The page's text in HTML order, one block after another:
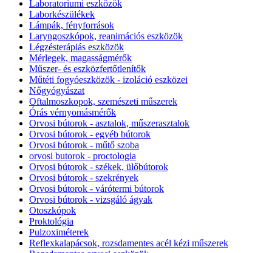
Laboratoriumi eszközök
Laborkészülékek
Lámpák, fényforrások
Laryngoszkópok, reanimációs eszközök
Légzésterápiás eszközök
Mérlegek, magasságmérők
Műszer- és eszközfertőtlenítők
Műtéti fogyóeszközök - izoláció eszközei
Nőgyógyászat
Oftalmoszkopok, szemészeti műszerek
Órás vérnyomásmérők
Orvosi bútorok - asztalok, műszerasztalok
Orvosi bútorok - egyéb bútorok
Orvosi bútorok - műtő szoba
orvosi butorok - proctologia
Orvosi bútorok - székek, ülőbútorok
Orvosi bútorok - szekrények
Orvosi bútorok - várótermi bútorok
Orvosi bútorok - vizsgáló ágyak
Otoszkópok
Proktológia
Pulzoximéterek
Reflexkalapácsok, rozsdamentes acél kézi műszerek